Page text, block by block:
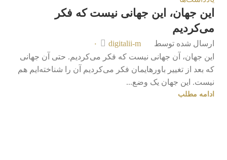
این جهان، این جهانی نیست که فکر
می‌کردیم
ارسال شده توسط digitalii-m
۰
این جهان، آن جهانی نیست که فکر می‌کردیم. حتی آن جهانی
که بعد از تغییر باورهایمان فکر می‌کردیم آن را شناخته‌ایم هم
نیست. این جهان یک وضع...
ادامه مطلب